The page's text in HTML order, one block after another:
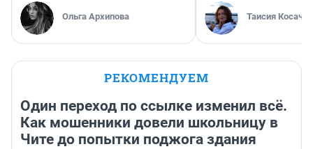
Ольга Архипова Таисия
РЕКОМЕНДУЕМ
Один переход по ссылке изменил всё.
Как мошенники довели школьницу в
Чите до попытки поджога здания